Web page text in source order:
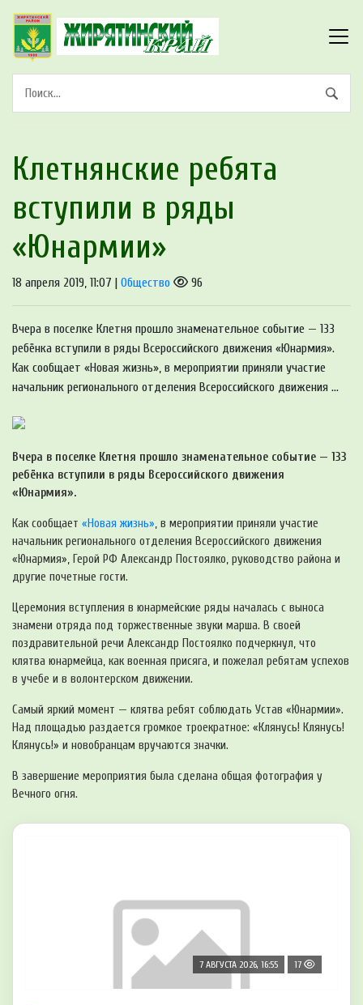
Клетнянские ребята
вступили в ряды
«Юнармии»
18 апреля 2019, 11:07 | Общество 96
Вчера в поселке Клетня прошло знаменательное событие — 133
ребёнка вступили в ряды Всероссийского движения «Юнармия».
Как сообщает «Новая жизнь», в мероприятии приняли участие
начальник регионального отделения Всероссийского движения ...
Вчера в поселке Клетня прошло знаменательное событие — 133
ребёнка вступили в ряды Всероссийского движения
«Юнармия».
Как сообщает «Новая жизнь», в мероприятии приняли участие
начальник регионального отделения Всероссийского движения
«Юнармия», Герой РФ Александр Постоялко, руководство района и
другие почетные гости.
Церемония вступления в юнармейские ряды началась с выноса
знамени отряда под торжественные звуки марша. В своей
поздравительной речи Александр Постоялко подчеркнул, что
клятва юнармейца, как военная присяга, и пожелал ребятам успехов
в учебе и в волонтерском движении.
Самый яркий момент — клятва ребят соблюдать Устав «Юнармии».
Над площадью раздается громкое троекратное: «Клянусь! Клянусь!
Клянусь!» и новобранцам вручаются значки.
В завершение мероприятия была сделана общая фотография у
Вечного огня.
7 АВГУСТА 2026, 16:55 17